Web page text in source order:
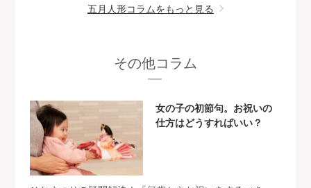
五月人形コラムをもっと見る
その他コラム
女の子の初節句。お祝いの
仕方はどうすればいい？